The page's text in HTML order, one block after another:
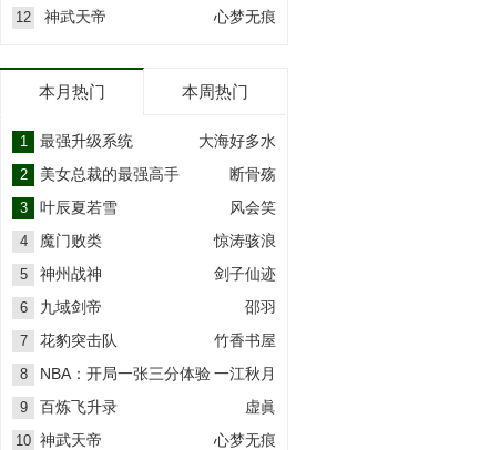
12 心梦无痕
神武天帝
本月热门 本周热门
1 大海好多水
最强升级系统
2 断骨殇
美女总裁的最强高手
3 风会笑
叶辰夏若雪
4 惊涛骇浪
魔门败类
5 剑子仙迹
神州战神
6 邵羽
九域剑帝
7 竹香书屋
花豹突击队
8 一江秋月
NBA：开局一张三分体验
卡
9 虚眞
百炼飞升录
10 心梦无痕
神武天帝